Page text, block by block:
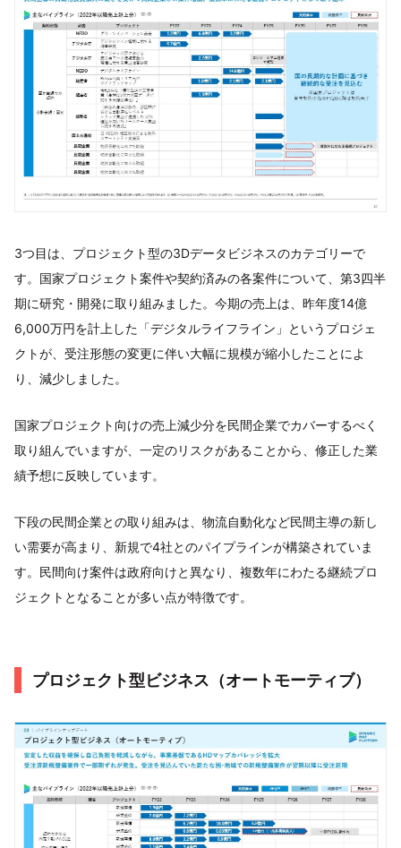
3つ目は、プロジェクト型の3Dデータビジネスのカテゴリーで
す。国家プロジェクト案件や契約済みの各案件について、第3四半
期に研究・開発に取り組みました。今期の売上は、昨年度14億
6,000万円を計上した「デジタルライフライン」というプロジェ
クトが、受注形態の変更に伴い大幅に規模が縮小したことによ
り、減少しました。
国家プロジェクト向けの売上減少分を民間企業でカバーするべく
取り組んでいますが、一定のリスクがあることから、修正した業
績予想に反映しています。
下段の民間企業との取り組みは、物流自動化など民間主導の新し
い需要が高まり、新規で4社とのパイプラインが構築されていま
す。民間向け案件は政府向けと異なり、複数年にわたる継続プロ
ジェクトとなることが多い点が特徴です。
プロジェクト型ビジネス（オートモーティブ）